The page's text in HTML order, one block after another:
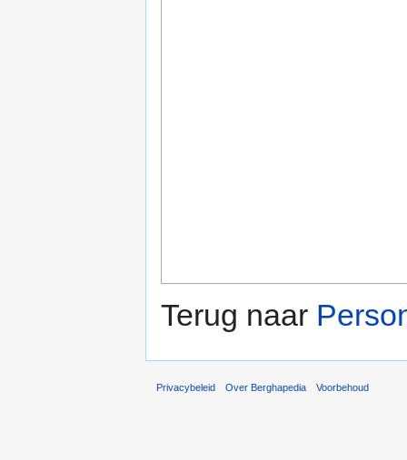
Terug naar
Privacybeleid Over Berghapedia Voorbehoud